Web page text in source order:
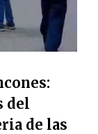
del
de las